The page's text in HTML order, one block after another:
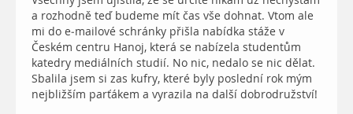
a rozhodně teď budeme mít čas vše dohnat. Vtom ale
mi do e-mailové schránky přišla nabídka stáže v
Českém centru Hanoj, která se nabízela studentům
katedry mediálních studií. No nic, nedalo se nic dělat.
Sbalila jsem si zas kufry, které byly poslední rok mým
nejbližším parťákem a vyrazila na další dobrodružství!